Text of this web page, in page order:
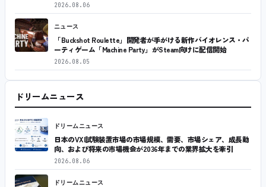
2026.08.06
ニュース
「Buckshot Roulette」開発者が手がける新作バイオレンス・パ
ーティゲーム「Machine Party」がSteam向けに配信開始
2026.08.05
ドリームニュース
ドリームニュース
日本のVXI試験装置市場の市場規模、需要、市場シェア、成長動
向、および将来の市場機会が2036年までの業界拡大を牽引
2026.08.06
ドリームニュース